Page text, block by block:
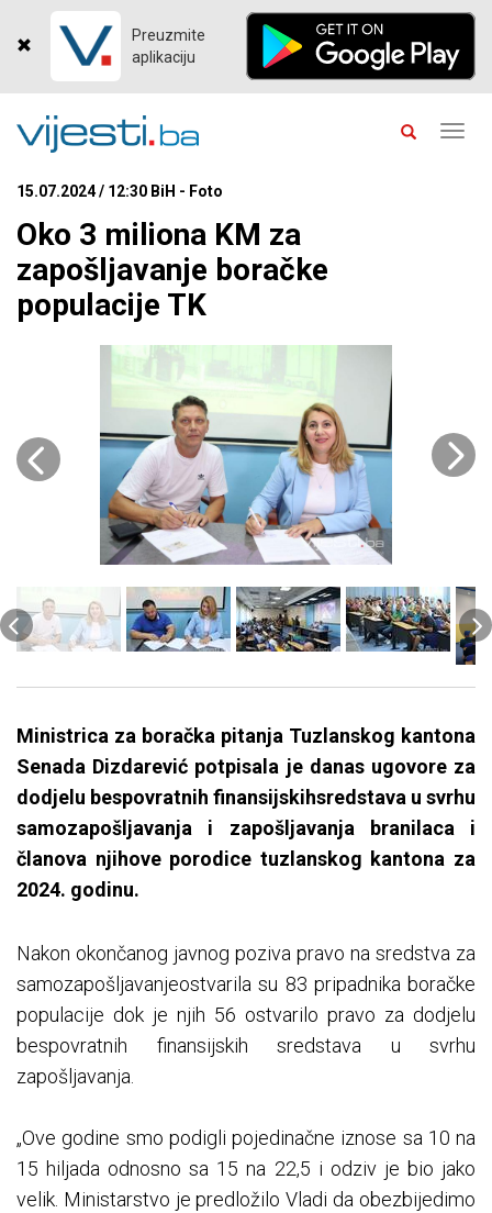
Preuzmite
aplikaciju
15.07.2024 / 12:30 BiH - Foto
Oko 3 miliona KM za
zapošljavanje boračke
populacije TK
Ministrica za boračka pitanja Tuzlanskog kantona
Senada Dizdarević potpisala je danas ugovore za
dodjelu bespovratnih finansijskihsredstava u svrhu
samozapošljavanja i zapošljavanja branilaca i
članova njihove porodice tuzlanskog kantona za
2024. godinu.
Nakon okončanog javnog poziva pravo na sredstva za
samozapošljavanjeostvarila su 83 pripadnika boračke
populacije dok je njih 56 ostvarilo pravo za dodjelu
bespovratnih finansijskih sredstava u svrhu
zapošljavanja.
„Ove godine smo podigli pojedinačne iznose sa 10 na
15 hiljada odnosno sa 15 na 22,5 i odziv je bio jako
velik. Ministarstvo je predložilo Vladi da obezbijedimo